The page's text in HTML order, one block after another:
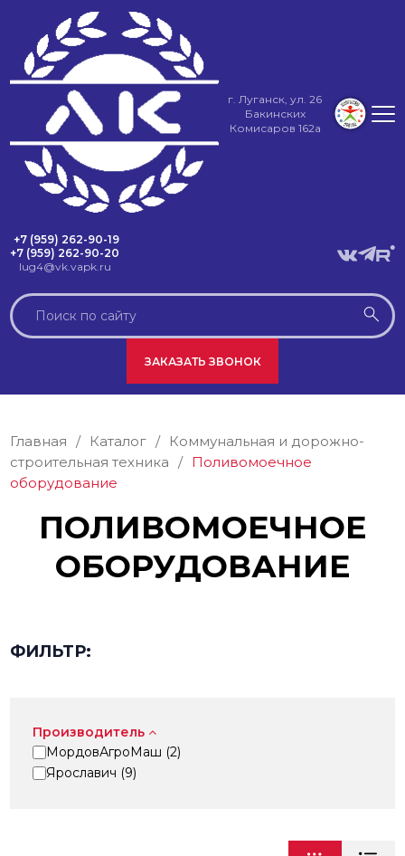
г. Луганск, ул. 26
Бакинских
Комисаров 162а
+7 (959) 262-90-19
+7 (959) 262-90-20
lug4@vk.vapk.ru
ЗАКАЗАТЬ ЗВОНОК
Главная / Каталог /
Коммунальная и дорожно-
строительная техника / Поливомоечное
оборудование
ПОЛИВОМОЕЧНОЕ
ОБОРУДОВАНИЕ
ФИЛЬТР:
Производитель
МордовАгроМаш (2)
Ярославич (9)